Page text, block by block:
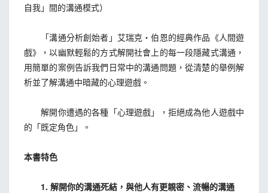
自我」間的溝通模式）
「溝通分析創始者」艾瑞克‧伯恩的經典作品《人間遊
戲》，以幽默輕鬆的方式解開社會上的每一段隱藏式溝通，
用簡單的案例告訴我們日常中的溝通問題，從清楚的舉例解
析並了解溝通中暗藏的心理遊戲。
解開你遭遇的各種「心理遊戲」，拒絕成為他人遊戲中
的「既定角色」。
本書特色
1. 解開你的溝通死結，與他人有更親密、流暢的溝通